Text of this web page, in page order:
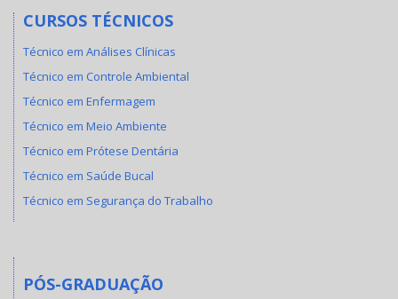
CURSOS TÉCNICOS
Técnico em Análises Clínicas
Técnico em Controle Ambiental
Técnico em Enfermagem
Técnico em Meio Ambiente
Técnico em Prótese Dentária
Técnico em Saúde Bucal
Técnico em Segurança do Trabalho
PÓS-GRADUAÇÃO